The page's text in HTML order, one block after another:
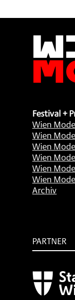
Festival +
Wien
Wien
Wien
Wien
Wien
Wien
Archiv
PARTNER